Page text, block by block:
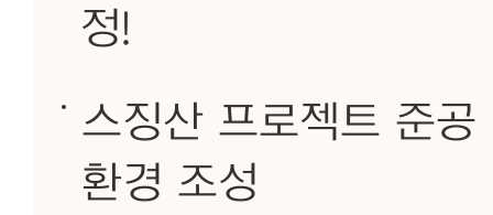
정!
스징산 프로젝트 준
환경 조성